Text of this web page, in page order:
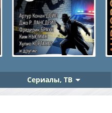
Сериалы, ТВ